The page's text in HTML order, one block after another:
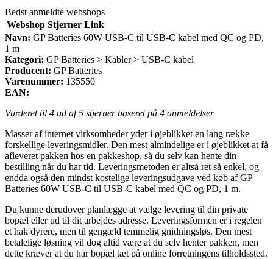
Bedst anmeldte webshops
Webshop Stjerner Link
Navn: GP Batteries 60W USB-C til USB-C kabel med QC og PD,
1 m
Kategori: GP Batteries > Kabler > USB-C kabel
Producent: GP Batteries
Varenummer: 135550
EAN:
Vurderet til 4 ud af 5 stjerner baseret på 4 anmeldelser
Masser af internet virksomheder yder i øjeblikket en lang række
forskellige leveringsmidler. Den mest almindelige er i øjeblikket at få
afleveret pakken hos en pakkeshop, så du selv kan hente din
bestilling når du har tid. Leveringsmetoden er altså ret så enkel, og
endda også den mindst kostelige leveringsudgave ved køb af GP
Batteries 60W USB-C til USB-C kabel med QC og PD, 1 m.
Du kunne derudover planlægge at vælge levering til din private
bopæl eller ud til dit arbejdes adresse. Leveringsformen er i regelen
et hak dyrere, men til gengæld temmelig gnidningsløs. Den mest
betalelige løsning vil dog altid være at du selv henter pakken, men
dette kræver at du har bopæl tæt på online forretningens tilholdssted.